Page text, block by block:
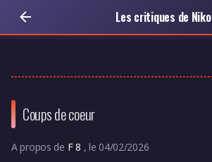
Les critiques de Niko
Coups de coeur
A propos de F 8 , le 04/02/2026